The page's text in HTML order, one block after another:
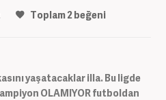
Toplam2 beğeni
yaşatacaklar illa. Bu ligde
OLAMIYOR futboldan